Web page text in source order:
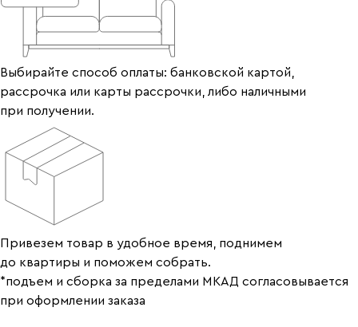
Выбирайте способ оплаты: банковской картой,
рассрочка или карты рассрочки, либо наличными
при получении.
Привезем товар в удобное время, поднимем
до квартиры и поможем собрать.
*подъем и сборка за пределами МКАД согласовывается
при оформлении заказа